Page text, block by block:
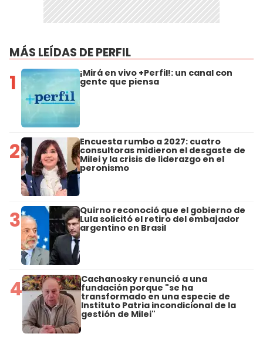
MÁS LEÍDAS DE PERFIL
1 ¡Mirá en vivo +Perfil!: un canal con
gente que piensa
2 Encuesta rumbo a 2027: cuatro
consultoras midieron el desgaste de
Milei y la crisis de liderazgo en el
peronismo
3 Quirno reconoció que el gobierno de
Lula solicitó el retiro del embajador
argentino en Brasil
4 Cachanosky renunció a una
fundación porque "se ha
transformado en una especie de
Instituto Patria incondicional de la
gestión de Milei"